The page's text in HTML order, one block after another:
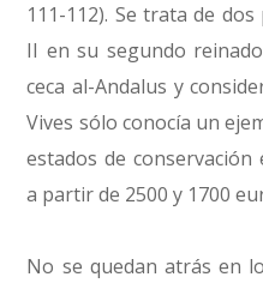
111-112). Se trata de
II en su segundo
ceca al-Andalus y
Vives sólo conocía un
estados de conservación
a partir de 2500 y 1700
No se quedan atrás en